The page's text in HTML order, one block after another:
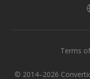
© 2014–2026
Terms